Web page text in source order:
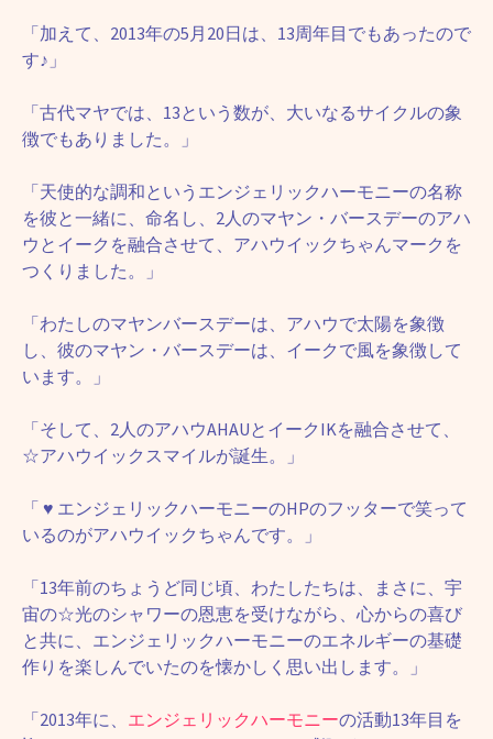
「加えて、2013年の5月20日は、13周年目でもあったので
す♪」
「古代マヤでは、13という数が、大いなるサイクルの象
徴でもありました。」
「天使的な調和というエンジェリックハーモニーの名称
を彼と一緒に、命名し、2人のマヤン・バースデーのアハ
ウとイークを融合させて、アハウイックちゃんマークを
つくりました。」
「わたしのマヤンバースデーは、アハウで太陽を象徴
し、彼のマヤン・バースデーは、イークで風を象徴して
います。」
「そして、2人のアハウAHAUとイークIKを融合させて、
☆アハウイックスマイルが誕生。」
「 ♥ エンジェリックハーモニーのHPのフッターで笑って
いるのがアハウイックちゃんです。」
「13年前のちょうど同じ頃、わたしたちは、まさに、宇
宙の☆光のシャワーの恩恵を受けながら、心からの喜び
と共に、エンジェリックハーモニーのエネルギーの基礎
作りを楽しんでいたのを懐かしく思い出します。」
「2013年に、 エンジェリックハーモニーの活動13年目を